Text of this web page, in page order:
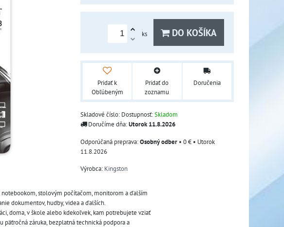
ks DO KOŠÍKA
Pridať k
Obľúbeným
Pridať do
zoznamu
Doručenia
Skladové číslo: Dostupnosť:Skladom
Doručíme dňa:Utorok11.8.2026
Osobný odber • 0 € • Utorok
11.8.2026
Výrobca: Kingston
stolovým počítačom, monitorom a ďalším
dokumentov, hudby, videa a ďalších.
doma, v škole alebo kdekoľvek, kam potrebujete vziať
päťročná záruka, bezplatná technická podpora a